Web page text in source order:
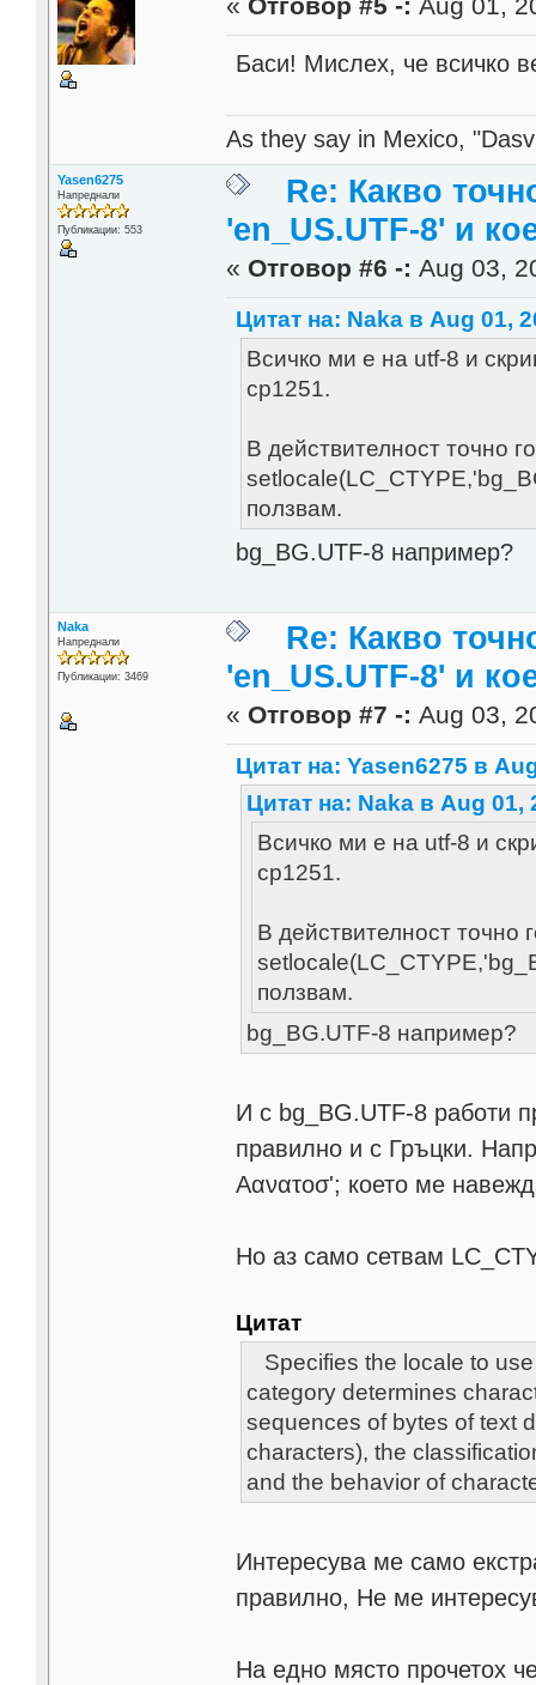
« Отговор #5 -: Aug 01,
Баси! Мислех, че всичко
As they say in Mexico,
Yasen6275
Напреднали
Публикации: 553
Re: Какво
'en_US.UTF-8' и
« Отговор #6 -: Aug 03,
Цитат на: Naka в Aug 01,
Всичко ми е на utf-8 и
cp1251.
В действителност точно
ползвам.
bg_BG.UTF-8 например?
Naka
Напреднали
Публикации: 3469
Re: Какво
'en_US.UTF-8' и
« Отговор #7 -: Aug 03,
Цитат на: Yasen6275 в
Цитат на: Naka в Aug 01,
Всичко ми е на utf-8 и
cp1251.
В действителност точно
ползвам.
bg_BG.UTF-8 например?
И с bg_BG.UTF-8 работи
правилно и с Гръцки.
Αανατοσ'; което ме
Но аз само сетвам
Цитат
Specifies the locale to
category determines
sequences of bytes of text
characters), the
and the behavior of
Интересува ме само
правилно, Не ме
На едно място прочетох